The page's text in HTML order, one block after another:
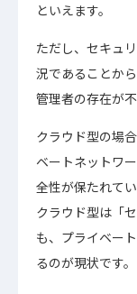
といえます。
ただし、セキュ
況であることか
管理者の存在が不
クラウド型の場
ベートネットワ
全性が保たれてい
クラウド型は「
も、プライベー
るのが現状です。